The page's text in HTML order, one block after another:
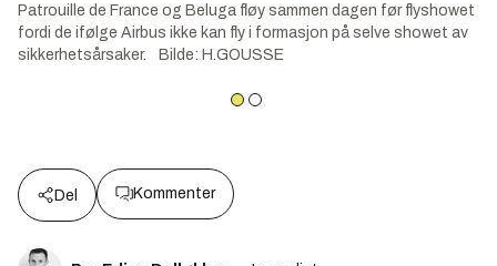
Patrouille de France og Beluga fløy sammen dagen før flyshowet
fordi de ifølge Airbus ikke kan fly i formasjon på selve showet av
sikkerhetsårsaker.
Bilde: H.GOUSSE
Del Kommenter